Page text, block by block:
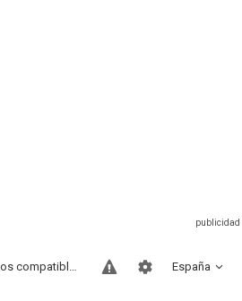
España
Sitios compatibles